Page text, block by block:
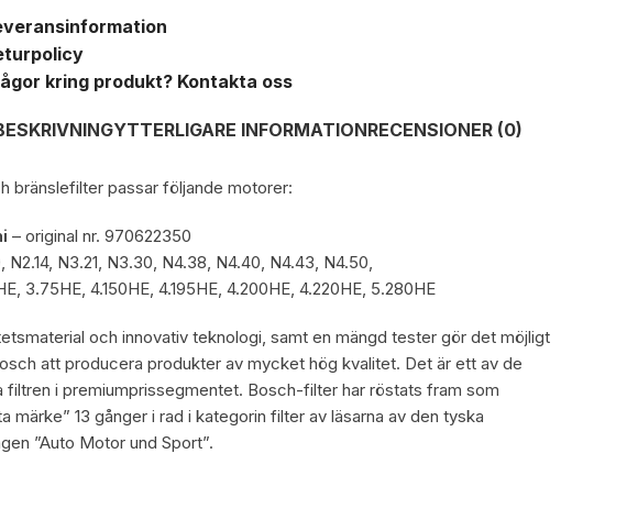
kring produkt? Kontakta oss
YTTERLIGARE INFORMATIONRECENSIONER (0)
bränslefilter passar följande motorer:
– original nr. 970622350
N2.14, N3.21, N3.30, N4.38, N4.40, N4.43, N4.50,
3.75HE, 4.150HE, 4.195HE, 4.200HE, 4.220HE, 5.280HE
och innovativ teknologi, samt en mängd tester gör det möjligt
att producera produkter av mycket hög kvalitet. Det är ett av de
filtren i premiumprissegmentet. Bosch-filter har röstats fram som
märke” 13 gånger i rad i kategorin filter av läsarna av den tyska
”Auto Motor und Sport”.